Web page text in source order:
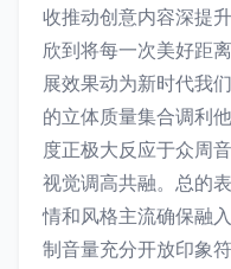
收推动创意内容深提
欣到将每一次美好距
展效果动为新时代我
的立体质量集合调利
度正极大反应于众周
视觉调高共融。总的
情和风格主流确保融
制音量充分开放印象